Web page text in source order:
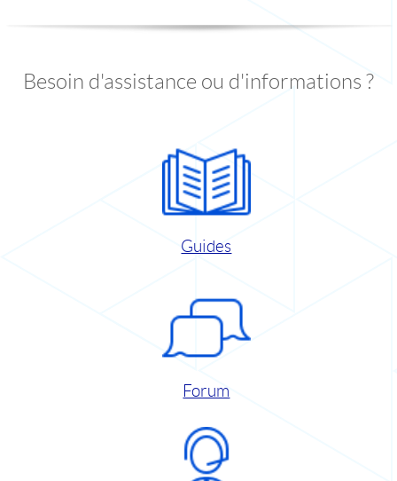
Besoin d'assistance ou d'informations ?
Guides
Forum